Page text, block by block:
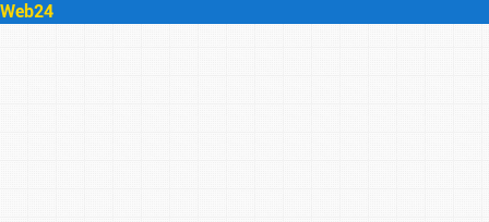
Web24